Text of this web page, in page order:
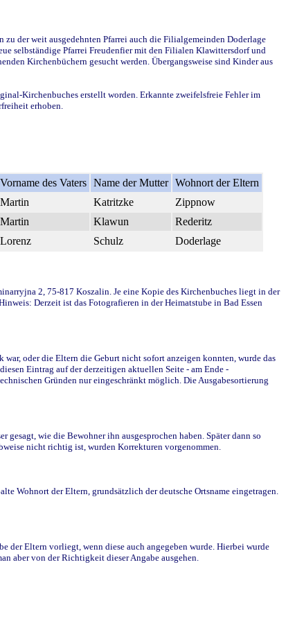
der weit ausgedehnten Pfarrei auch die Filialgemeinden Doderlage
selbständige Pfarrei Freudenfier mit den Filialen Klawittersdorf und
Kirchenbüchern gesucht werden. Übergangsweise sind Kinder aus
Kirchenbuches erstellt worden. Erkannte zweifelsfreie Fehler im
erhoben.
Vorname des Vaters Name der Mutter Wohnort der Eltern
Martin Katritzke
Zippnow
Martin Klawun
Rederitz
Lorenz Schulz Doderlage
2, 75-817 Koszalin. Je eine Kopie des Kirchenbuches liegt in der
Derzeit ist das Fotografieren in der Heimatstube in Bad Essen
oder die Eltern die Geburt nicht sofort anzeigen konnten, wurde das
Eintrag auf der derzeitigen aktuellen Seite - am Ende -
Gründen nur eingeschränkt möglich. Die Ausgabesortierung
wie die Bewohner ihn ausgesprochen haben. Später dann so
nicht richtig ist, wurden Korrekturen vorgenommen.
Wohnort der Eltern, grundsätzlich der deutsche Ortsname eingetragen.
der Eltern vorliegt, wenn diese auch angegeben wurde. Hierbei wurde
aber von der Richtigkeit dieser Angabe ausgehen.